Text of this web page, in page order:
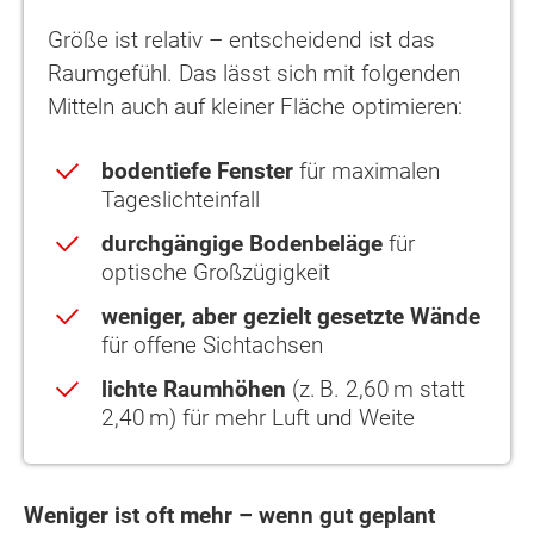
Größe ist relativ – entscheidend ist das
Raumgefühl. Das lässt sich mit folgenden
Mitteln auch auf kleiner Fläche optimieren:
bodentiefe Fenster für maximalen
Tageslichteinfall
durchgängige Bodenbeläge für
optische Großzügigkeit
weniger, aber gezielt gesetzte Wände
für offene Sichtachsen
lichte Raumhöhen (z. B. 2,60 m statt
2,40 m) für mehr Luft und Weite
Weniger ist oft mehr – wenn gut geplant